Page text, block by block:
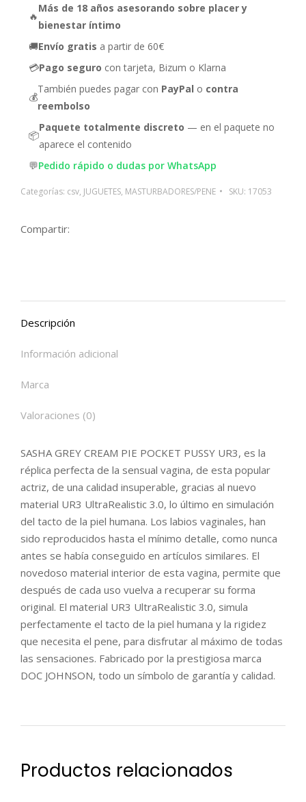
🔥
Más de 18 años asesorando sobre placer y
bienestar íntimo
🚚Envío gratis a partir de 60€
💳Pago seguro con tarjeta, Bizum o Klarna
💰
También puedes pagar con PayPal o contra
reembolso
📦
Paquete totalmente discreto — en el paquete no
aparece el contenido
💬Pedido rápido o dudas por WhatsApp
Categorías: csv, JUGUETES, MASTURBADORES/PENE SKU: 17053
Compartir:
Descripción
Información adicional
Marca
Valoraciones (0)
SASHA GREY CREAM PIE POCKET PUSSY UR3, es la
réplica perfecta de la sensual vagina, de esta popular
actriz, de una calidad insuperable, gracias al nuevo
material UR3 UltraRealistic 3.0, lo último en simulación
del tacto de la piel humana. Los labios vaginales, han
sido reproducidos hasta el mínimo detalle, como nunca
antes se había conseguido en artículos similares. El
novedoso material interior de esta vagina, permite que
después de cada uso vuelva a recuperar su forma
original. El material UR3 UltraRealistic 3.0, simula
perfectamente el tacto de la piel humana y la rigidez
que necesita el pene, para disfrutar al máximo de todas
las sensaciones. Fabricado por la prestigiosa marca
DOC JOHNSON, todo un símbolo de garantía y calidad.
Productos relacionados